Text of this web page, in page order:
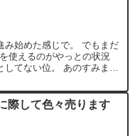
み始めた感じで。 でもまだ
使えるのがやっとの状況
してない位。 あのすみませ
際して色々売ります